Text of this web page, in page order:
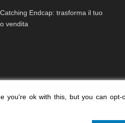
Endcap: trasforma il tuo
vendita
you're ok with this, but you can opt-